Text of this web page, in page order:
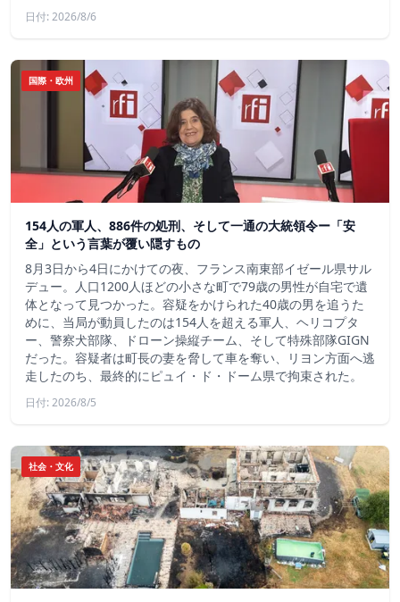
日付: 2026/8/6
国際・欧州
154人の軍人、886件の処刑、そして一通の大統領令ー「安
全」という言葉が覆い隠すもの
8月3日から4日にかけての夜、フランス南東部イゼール県サル
デュー。人口1200人ほどの小さな町で79歳の男性が自宅で遺
体となって見つかった。容疑をかけられた40歳の男を追うた
めに、当局が動員したのは154人を超える軍人、ヘリコプタ
ー、警察犬部隊、ドローン操縦チーム、そして特殊部隊GIGN
だった。容疑者は町長の妻を脅して車を奪い、リヨン方面へ逃
走したのち、最終的にピュイ・ド・ドーム県で拘束された。
日付: 2026/8/5
社会・文化